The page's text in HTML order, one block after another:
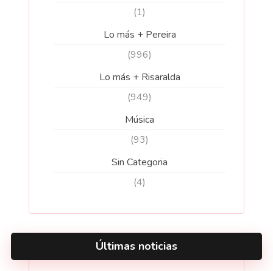
(1)
Lo más + Pereira
(996)
Lo más + Risaralda
(949)
Música
(93)
Sin Categoria
(4)
Últimas noticias